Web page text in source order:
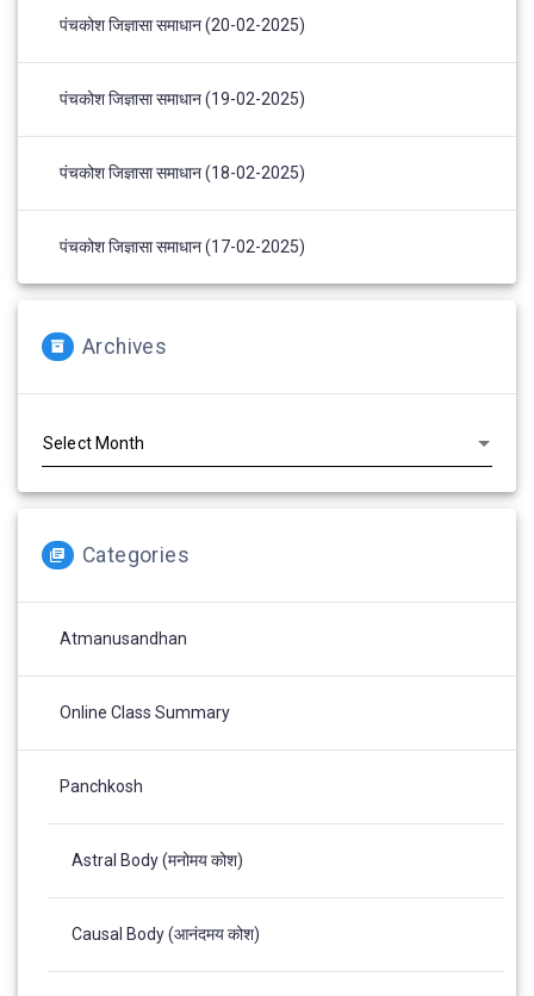
पंचकोश जिज्ञासा समाधान (20-02-2025)
पंचकोश जिज्ञासा समाधान (19-02-2025)
पंचकोश जिज्ञासा समाधान (18-02-2025)
पंचकोश जिज्ञासा समाधान (17-02-2025)
Archives
Categories
Atmanusandhan
Online Class Summary
Panchkosh
Astral Body (मनोमय कोश)
Causal Body (आनंदमय कोश)